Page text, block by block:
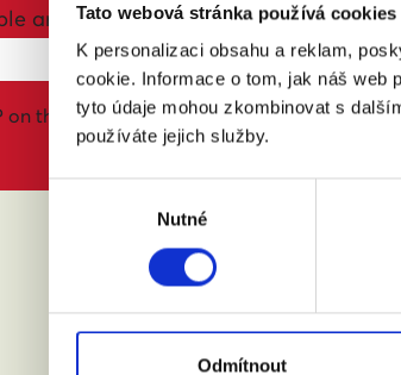
Tato webová stránka používá cookies
K personalizaci obsahu a reklam,
cookie. Informace o tom, jak náš web
tyto údaje mohou zkombinovat s
používáte jejich služby.
Výběr
Nutné
Odmítnout
are you bringing?
on the website
ABY